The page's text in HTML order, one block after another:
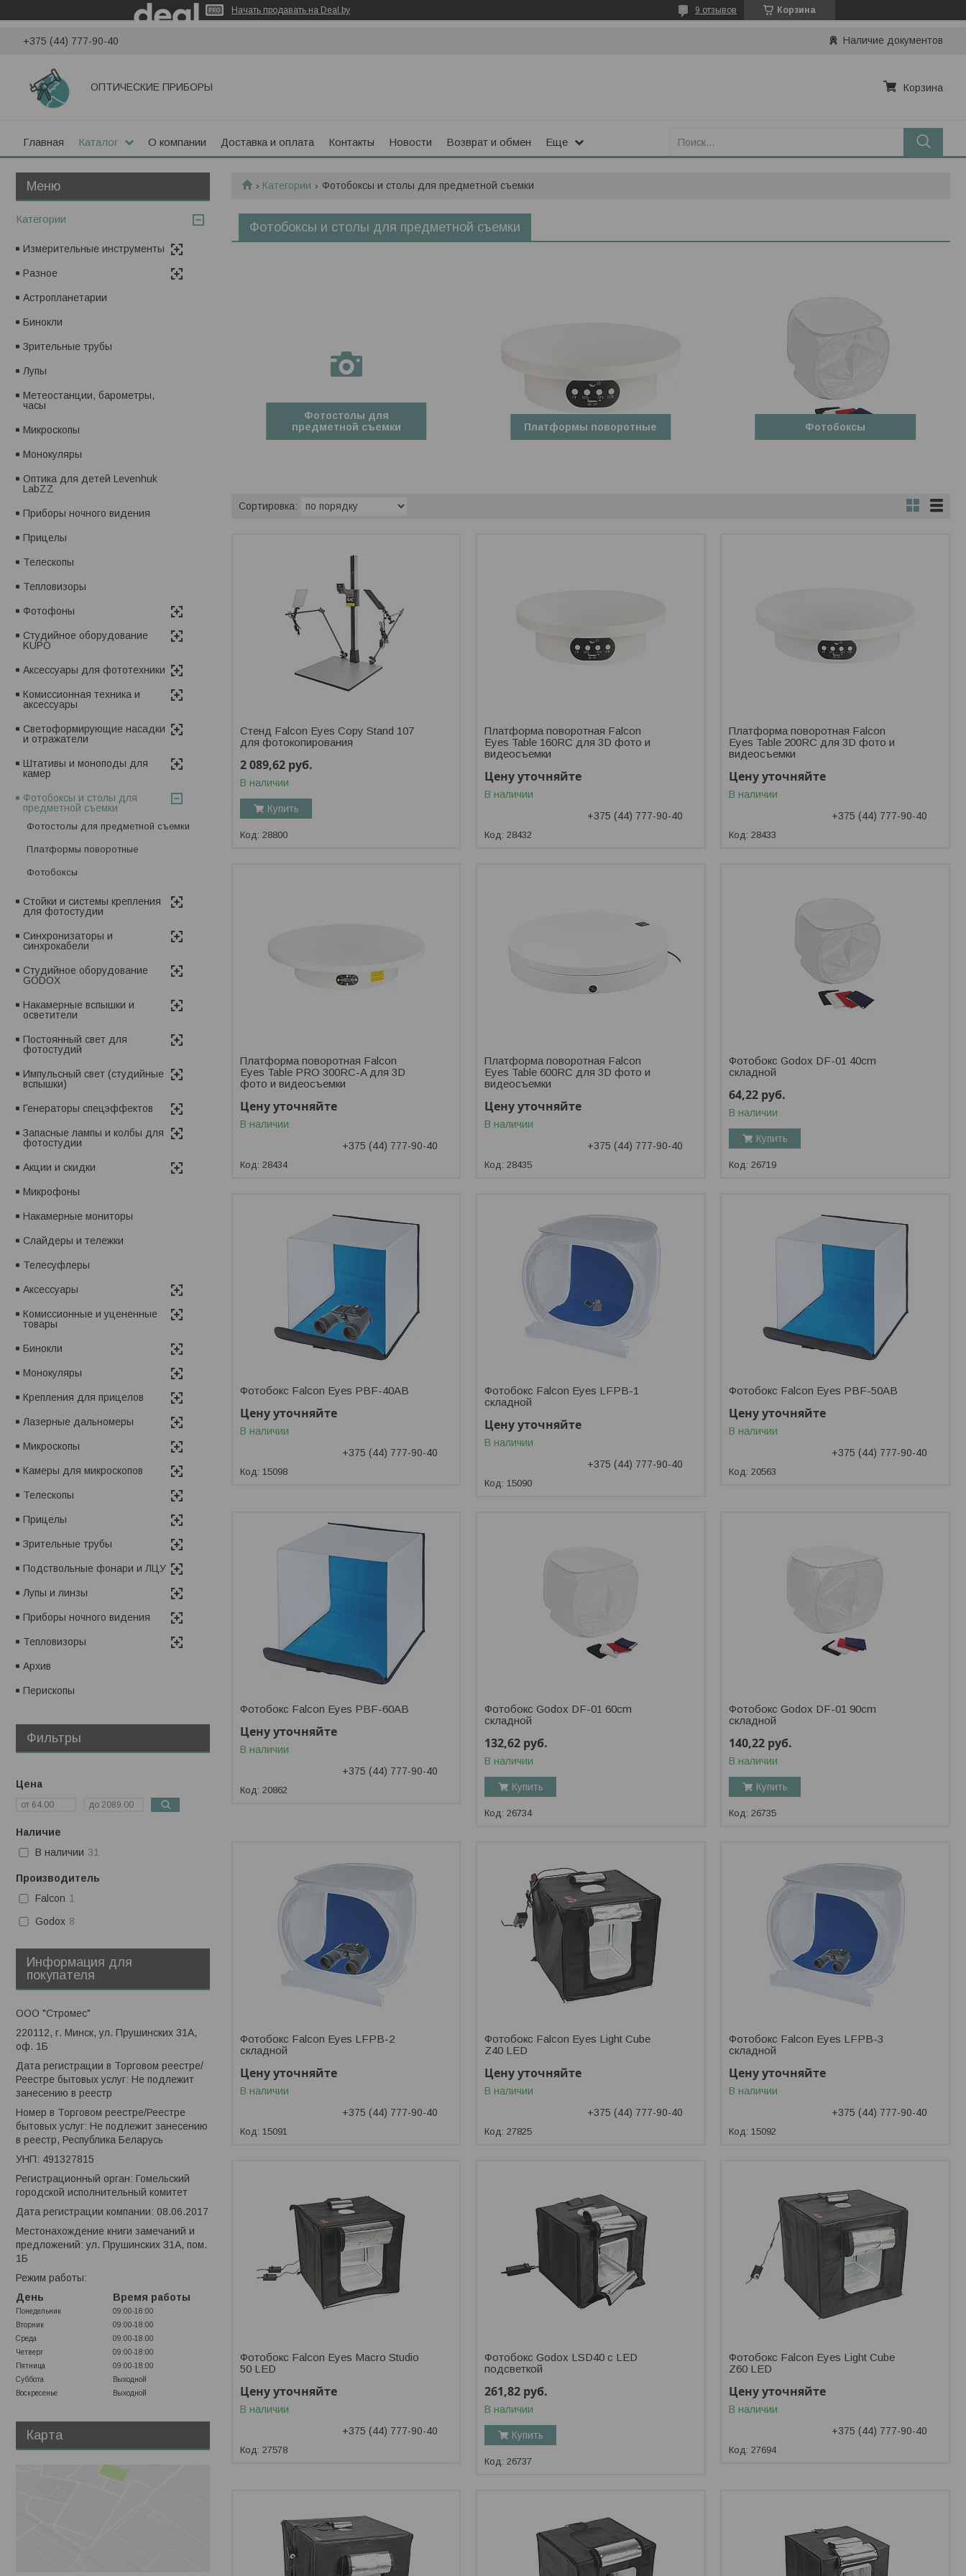
Начать продавать на Deal.by Корзина
9 отзывов
+375 (44) 777-90-40 Наличие документов
ОПТИЧЕСКИЕ ПРИБОРЫ Корзина
Главная Каталог О компании Доставка и оплата Контакты Новости Возврат и обмен Еще
Категории Фотобоксы и столы для предметной съемки
Фотобоксы и столы для предметной съемки
Фотостолы для
предметной съемки
Платформы поворотные Фотобоксы
Стенд Falcon Eyes Copy Stand 107
для фотокопирования
2 089,62 руб.
В наличии
Купить
28800
Платформа поворотная Falcon
Eyes Table 160RC для 3D фото и
видеосъемки
Цену уточняйте
В наличии
+375 (44) 777-90-40
28432
Платформа поворотная Falcon
Eyes Table 200RC для 3D фото и
видеосъемки
Цену уточняйте
В наличии
+375 (44) 777-90-40
28433
Платформа поворотная Falcon
Eyes Table PRO 300RC-A для 3D
фото и видеосъемки
Цену уточняйте
В наличии
+375 (44) 777-90-40
28434
Платформа поворотная Falcon
Eyes Table 600RC для 3D фото и
видеосъемки
Цену уточняйте
В наличии
+375 (44) 777-90-40
28435
Фотобокс Godox DF-01 40cm
складной
64,22 руб.
В наличии
Купить
26719
Фотобокс Falcon Eyes PBF-40AB
Цену уточняйте
В наличии
+375 (44) 777-90-40
15098
Фотобокс Falcon Eyes LFPB-1
складной
Цену уточняйте
В наличии
+375 (44) 777-90-40
15090
Фотобокс Falcon Eyes PBF-50AB
Цену уточняйте
В наличии
+375 (44) 777-90-40
20563
Фотобокс Falcon Eyes PBF-60AB
Цену уточняйте
В наличии
+375 (44) 777-90-40
20862
Фотобокс Godox DF-01 60cm
складной
132,62 руб.
В наличии
Купить
26734
Фотобокс Godox DF-01 90cm
складной
140,22 руб.
В наличии
Купить
26735
Фотобокс Falcon Eyes LFPB-2
складной
Цену уточняйте
В наличии
+375 (44) 777-90-40
15091
Фотобокс Falcon Eyes Light Cube
Z40 LED
Цену уточняйте
В наличии
+375 (44) 777-90-40
27825
Фотобокс Falcon Eyes LFPB-3
складной
Цену уточняйте
В наличии
+375 (44) 777-90-40
15092
Фотобокс Falcon Eyes Macro Studio
50 LED
Цену уточняйте
В наличии
+375 (44) 777-90-40
27578
Фотобокс Godox LSD40 с LED
подсветкой
261,82 руб.
В наличии
Купить
26737
Фотобокс Falcon Eyes Light Cube
Z60 LED
Цену уточняйте
В наличии
+375 (44) 777-90-40
27694
Категории
Измерительные инструменты
Разное
Астропланетарии
Бинокли
Зрительные трубы
Лупы
Метеостанции, барометры,
часы
Микроскопы
Монокуляры
Оптика для детей Levenhuk
LabZZ
Приборы ночного видения
Прицелы
Телескопы
Тепловизоры
Фотофоны
Студийное оборудование
KUPO
Аксессуары для фототехники
Комиссионная техника и
аксессуары
Светоформирующие насадки
и отражатели
Штативы и моноподы для
камер
Фотобоксы и столы для
предметной съемки
Фотостолы для предметной съемки
Платформы поворотные
Фотобоксы
Стойки и системы крепления
для фотостудии
Синхронизаторы и
синхрокабели
Студийное оборудование
GODOX
Накамерные вспышки и
осветители
Постоянный свет для
фотостудий
Импульсный свет (студийные
вспышки)
Генераторы спецэффектов
Запасные лампы и колбы для
фотостудии
Акции и скидки
Микрофоны
Накамерные мониторы
Слайдеры и тележки
Телесуфлеры
Аксессуары
Комиссионные и уцененные
товары
Бинокли
Монокуляры
Крепления для прицелов
Лазерные дальномеры
Микроскопы
Камеры для микроскопов
Телескопы
Прицелы
Зрительные трубы
Подствольные фонари и ЛЦУ
Лупы и линзы
Приборы ночного видения
Тепловизоры
Архив
Перископы
Фильтры
Цена
Наличие
В наличии 31
Производитель
Falcon 1
Godox 8
Информация для
покупателя
ООО "Стромес"
220112, г. Минск, ул. Прушинских 31А,
оф. 1Б
Дата регистрации в Торговом реестре/
Реестре бытовых услуг: Не подлежит
занесению в реестр
Номер в Торговом реестре/Реестре
бытовых услуг: Не подлежит занесению
в реестр, Республика Беларусь
УНП: 491327815
Регистрационный орган: Гомельский
городской исполнительный комитет
Дата регистрации компании: 08.06.2017
Местонахождение книги замечаний и
предложений: ул. Прушинских 31А, пом.
1Б
Режим работы:
День
Время работы
Понедельник
09:00-18:00
Вторник
09:00-18:00
Среда
09:00-18:00
Четверг
09:00-18:00
Пятница
09:00-18:00
Суббота
Выходной
Воскресенье
Выходной
Карта